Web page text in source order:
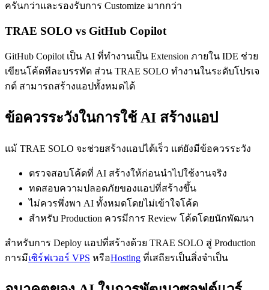
ครันกว่าและรองรับการ Customize มากกว่า
TRAE SOLO vs GitHub Copilot
GitHub Copilot เป็น AI ที่ทำงานเป็น Extension ภายใน IDE ช่วย
เขียนโค้ดทีละบรรทัด ส่วน TRAE SOLO ทำงานในระดับโปรเจ
กต์ สามารถสร้างแอปทั้งหมดได้
ข้อควรระวังในการใช้ AI สร้างแอป
แม้ TRAE SOLO จะช่วยสร้างแอปได้เร็ว แต่ยังมีข้อควรระวัง
ตรวจสอบโค้ดที่ AI สร้างให้ก่อนนำไปใช้งานจริง
ทดสอบความปลอดภัยของแอปที่สร้างขึ้น
ไม่ควรพึ่งพา AI ทั้งหมดโดยไม่เข้าใจโค้ด
สำหรับ Production ควรมีการ Review โค้ดโดยนักพัฒนา
สำหรับการ Deploy แอปที่สร้างด้วย TRAE SOLO สู่ Production
การมีเซิร์ฟเวอร์ VPS หรือHosting ที่เสถียรเป็นสิ่งจำเป็น